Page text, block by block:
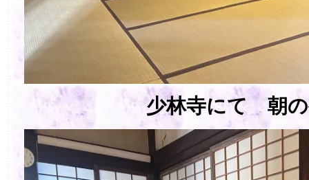
少林寺にて 朝の